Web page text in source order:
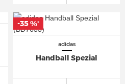
adidas
Handball Spezial
-35 %*